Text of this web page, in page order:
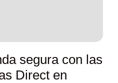
segura con las
Direct en